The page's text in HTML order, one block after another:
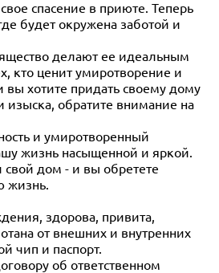
спасение в приюте. Теперь
будет окружена заботой и
делают ее идеальным
кто ценит умиротворение и
вы хотите придать своему дому
изыска, обратите внимание на
и умиротворенный
жизнь насыщенной и яркой.
свой дом - и вы обретете
жизнь.
здорова, привита,
от внешних и внутренних
чип и паспорт.
об ответственном